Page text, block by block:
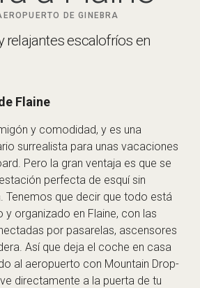
DE GINEBRA
relajantes escalofríos en
Flaine
y comodidad, y es una
surrealista para unas vacaciones
Pero la gran ventaja es que se
perfecta de esquí sin
Tenemos que decir que todo está
y organizado en Flaine, con las
por pasarelas, ascensores
Así que deja el coche en casa
al aeropuerto con Mountain Drop-
directamente a la puerta de tu